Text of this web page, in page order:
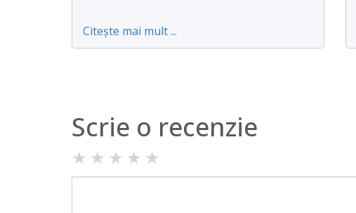
Citește mai mult ...
Scrie o recenzie
★ ★ ★ ★ ★